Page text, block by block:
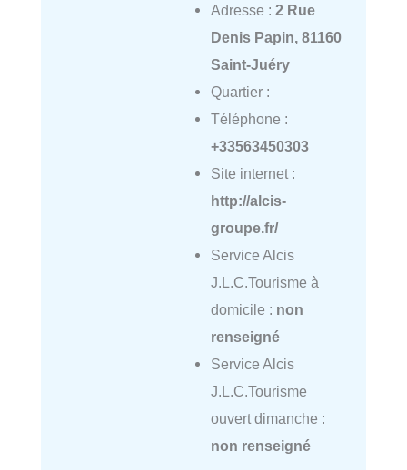
Adresse : 2 Rue
Denis Papin, 81160
Saint-Juéry
Quartier :
Téléphone :
+33563450303
Site internet :
http://alcis-
groupe.fr/
Service Alcis
J.L.C.Tourisme à
domicile : non
renseigné
Service Alcis
J.L.C.Tourisme
ouvert dimanche :
non renseigné